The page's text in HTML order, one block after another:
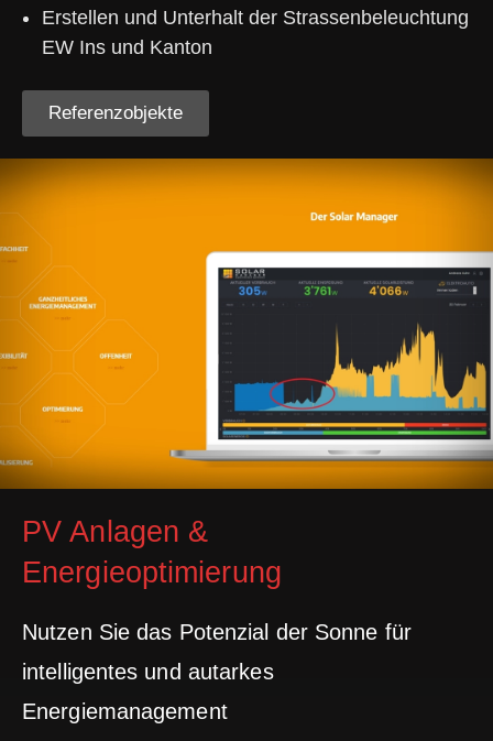
Erstellen und Unterhalt der Strassenbeleuchtung
EW Ins und Kanton
Referenzobjekte
PV Anlagen &
Energieoptimierung
Nutzen Sie das Potenzial der Sonne für
intelligentes und autarkes
Energiemanagement